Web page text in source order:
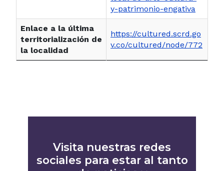
y-patrimonio-engativa
Enlace a la última
territorialización de
la localidad
https://cultured.scrd.go
v.co/cultured/node/772
Visita nuestras redes
sociales para estar al tanto